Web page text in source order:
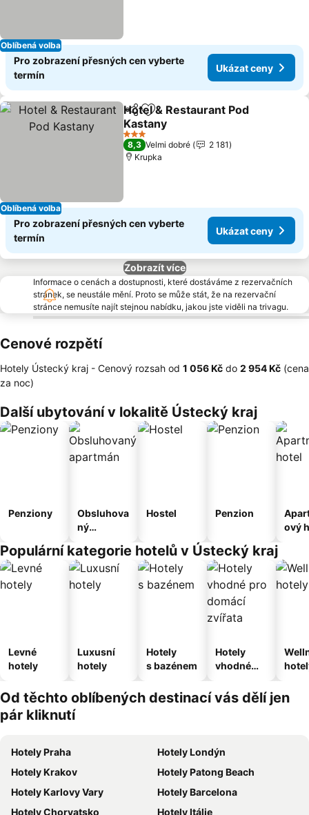
Oblíbená volba
Pro zobrazení přesných cen vyberte
termín
Ukázat ceny
Oblíbená volba
SdíletPřidat na seznam oblíbených
Hotel & Restaurant Pod
Kastany
Ukázat ceny
3 Počet hvězdiček
8,3 Velmi dobré
2 181
Krupka
Pro zobrazení přesných cen vyberte
termín
Ukázat ceny
Zobrazít více
Informace o cenách a dostupnosti, které dostáváme z rezervačních
stránek, se neustále mění. Proto se může stát, že na rezervační
stránce nemusíte najít stejnou nabídku, jakou jste viděli na trivagu.
Cenové rozpětí
Hotely Ústecký kraj - Cenový rozsah od ‎1 056 Kč do ‎2 954 Kč (cena
za noc)
Další ubytování v lokalitě Ústecký kraj
Penziony
Obsluhova
ný
Hostel Penzion
ový
Populární kategorie hotelů v Ústecký kraj
Levné
hotely
Luxusní
hotely
Hotely
s bazénem
Hotely
vhodné
domácí
zvířata
Od těchto oblíbených destinací vás dělí jen
pár kliknutí
Hotely Praha
Hotely Londýn
Hotely Krakov
Hotely Patong Beach
Hotely Karlovy Vary
Hotely Barcelona
Hotely Chorvatsko
Hotely Itálie